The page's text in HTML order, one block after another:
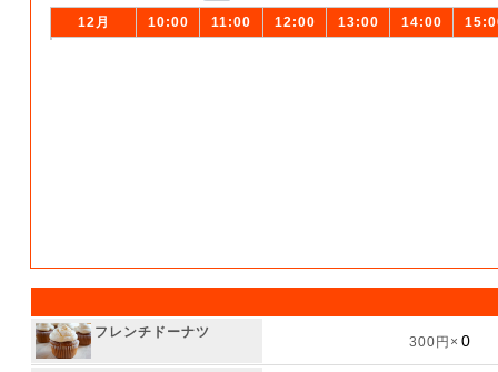
12月 10:00 11:00 12:00 13:00 14:00
フレンチドーナツ
300円×